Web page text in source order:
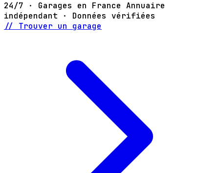
24/7 · Garages en France Annuaire
indépendant · Données vérifiées
// Trouver un garage